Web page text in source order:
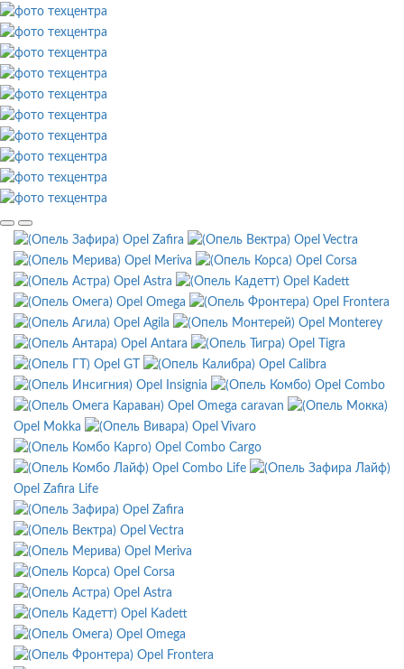
Opel Zafira
Opel Vectra
Opel Meriva
Opel Corsa
Opel Astra
Opel Kadett
Opel Omega
Opel Frontera
Opel Agila
Opel Monterey
Opel Antara
Opel Tigra
Opel GT
Opel Calibra
Opel Insignia
Opel Combo
Opel Omega caravan
Opel Mokka
Opel Vivaro
Opel Combo Cargo
Opel Combo Life
Opel Zafira Life
Opel Zafira
Opel Vectra
Opel Meriva
Opel Corsa
Opel Astra
Opel Kadett
Opel Omega
Opel Frontera